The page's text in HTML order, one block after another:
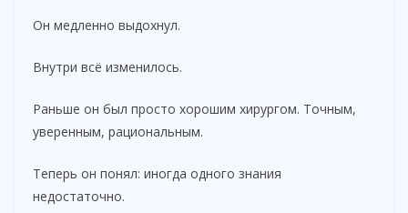
Он медленно выдохнул.
Внутри всё изменилось.
Раньше он был просто хорошим хирургом. Точным,
уверенным, рациональным.
Теперь он понял: иногда одного знания
недостаточно.